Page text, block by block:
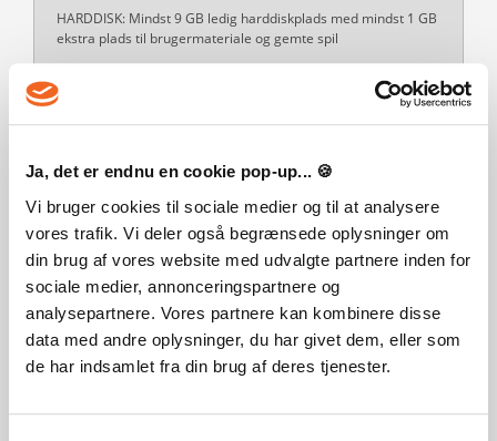
Ja, det er endnu en cookie pop-up... 🍪
Vi bruger cookies til sociale medier og til at analysere
vores trafik. Vi deler også begrænsede oplysninger om
din brug af vores website med udvalgte partnere inden for
sociale medier, annonceringspartnere og
analysepartnere. Vores partnere kan kombinere disse
data med andre oplysninger, du har givet dem, eller som
de har indsamlet fra din brug af deres tjenester.
HARDDISK: Mindst 9 GB ledig harddiskplads med mindst 1 GB
ekstra plads til brugermateriale og gemte spil
GRAFIKKORT: 128 MB RAM grafikkorthukommelse og
DIRECTX: Kompatibel med DirectX 9.0, 10 og 11
STYRING: Tastatur og mus
ONLINE-KRAV: Du skal have en internetforbindelse for at
aktivere produktet.